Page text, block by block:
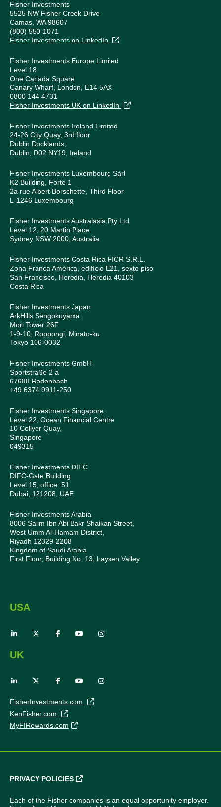
Fisher Investments
5525 NW Fisher Creek Drive
Camas, WA 98607
(800) 550-1071
Fisher Investments on LinkedIn
Fisher Investments Europe Limited
Level 18
One Canada Square
Canary Wharf, London, E14 5AX
0800 144 4731
Fisher Investments UK on LinkedIn
Fisher Investments Ireland Limited
24-26 City Quay, 3rd floor
Dublin Docklands,
Dublin, D02 NY19, Ireland
Fisher Investments Luxembourg Sàrl
K2 Building, Forte 1
2a rue Albert Borschette, Third Floor
L-1246 Luxembourg
Fisher Investments Australasia Pty Ltd
Level 12, 20 Martin Place
Sydney NSW 2000, Australia
Fisher Investments Costa Rica FICR S.R.L.
Zona Franca América, edifício E21, sexto piso
San Francisco, Heredia, Heredia 40103
Costa Rica
Fisher Investments Japan
ArkHills Sengokuyama
Mori Tower 26F
1-9-10, Roppongi, Minato-ku
Tokyo 106-0032
Fisher Investments GmbH
Sportstraße 2 a
67688 Rodenbach
+49 6374 9911-250
Fisher Investments Singapore
Level 22, Ocean Financial Centre
10 Collyer Quay,
Singapore
049315
Fisher Investments DIFC
DIFC-Gate Building
Level 15, office: 51
Dubai, 121208, UAE
Fisher Investments Arabia
8006 Salim Ibn Abi Bakr Shaikan Street,
West Umm Al-Hamam District,
Riyadh 12329-2208
Kingdom of Saudi Arabia
First Floor, Building No. 13, Laysen Valley
USA
UK
FisherInvestments.com
KenFisher.com
MyFIRewards.com
PRIVACY POLICIES
Each of the Fisher companies is an equal opportunity employer.